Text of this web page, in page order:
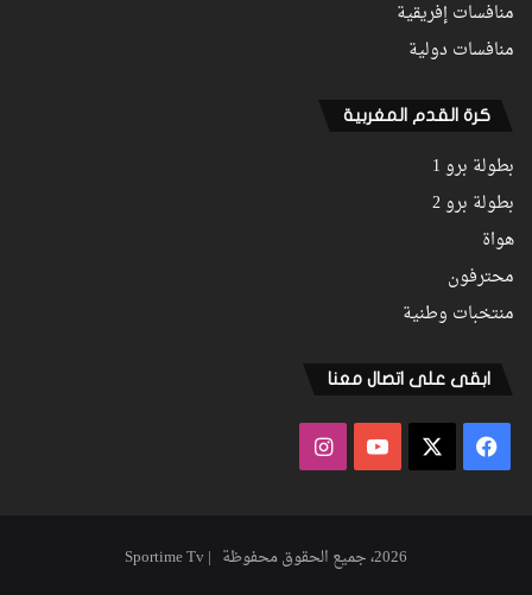
منافسات إفريقية
منافسات دولية
كرة القدم المغربية
بطولة برو 1
بطولة برو 2
هواة
محترفون
منتخبات وطنية
ابقى على اتصال معنا
فيسبوك ‫YouTubeانستقرام
2026، جميع الحقوق محفوظة | Sportime Tv